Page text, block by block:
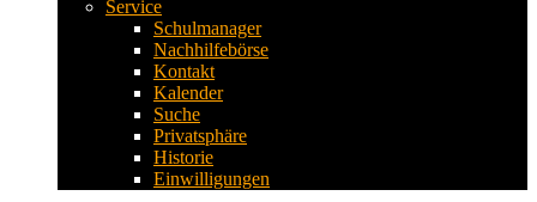
Service
Schulmanager
Nachhilfebörse
Kontakt
Kalender
Suche
Privatsphäre
Historie
Einwilligungen